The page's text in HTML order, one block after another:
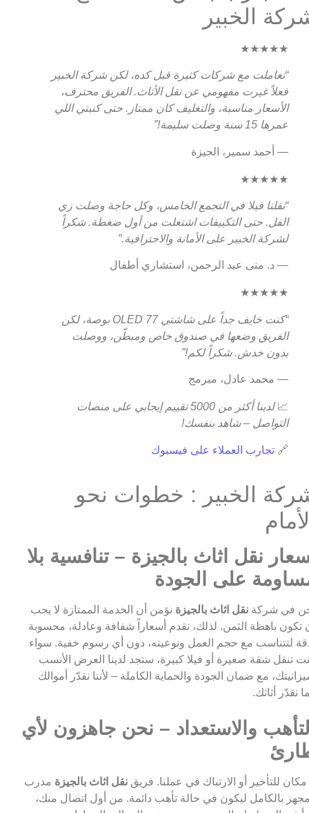
الخبير
★★★★★
“تعاملت مع شركات كثيرة قبل كده، لكن شركة الخبير
فعلاً غيرت مفهومي عن نقل الأثاث. الفريق محترف،
الأسعار مناسبة، والتغليف كان ممتاز. حتى كنبتي اللي
عمرها 15 سنة وصلت سليمة!”
— أحمد سمير، الجيزة
★★★★★
“نقلنا فيلا في التجمع الخامس، وكل حاجة وصلت زي
الفل. حتى التكييفات اشتغلت من أول ضغطة. شكراً
لشركة الخبير على الأمانة والاحترافية.”
— د. منى عبد الرحمن، استشاري أطفال
★★★★★
“كنت خايف جداً على شاشتي OLED 77 بوصة، لكن
الفريق وضعها في صندوق خاص ومبطّن، ووصلت
بدون خدش. شكراً لكم!”
— محمد عادل، مبرمج
📈
لدينا أكثر من 5000 تقييم إيجابي على منصات
التواصل – شاهد بنفسك!
🔗 تجارب العملاء على فيسبوك
الخبير : خطوات نحو
نقل اثاث بالجيزة – تنافسية بلا
على الجودة
في شركة نقل اثاث بالجيزة نؤمن أن الخدمة الممتازة لا يجب
تكون باهظة الثمن. لذلك، نقدم أسعاراً شفافة وعادلة، محسوبة
لتتناسب مع حجم العمل ونوعيته، دون أي رسوم خفية. سواء
تنقل شقة صغيرة أو فيلا كبيرة، ستجد لدينا العرض الأنسب
مع ضمان الجودة والحماية الكاملة – لأننا نقدّر أموالك
نقدّر أثاثك.
والاستعداد – نحن جاهزون لأي
مكان للتأخير أو الارتباك في عملنا. فريق نقل اثاث بالجيزة مدرب
بالكامل ليكون في حالة تأهب دائمة. من أول اتصال منك،